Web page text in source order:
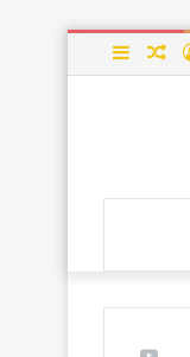
نوشته ورود